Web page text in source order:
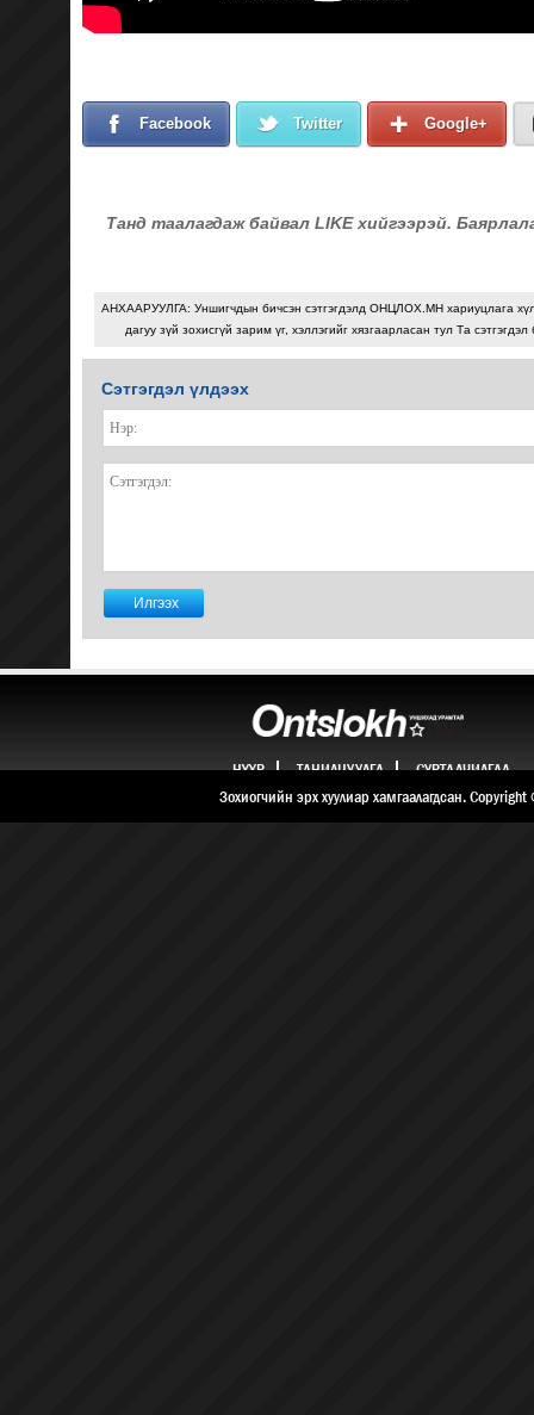
Facebook Twitter Google+
Танд таалагдаж байвал LIKE хийгээрэй.
АНХААРУУЛГА: Уншигчдын бичсэн сэтгэгдэлд ОНЦЛОХ.МН хариуцлага
дагуу зүй зохисгүй зарим үг, хэллэгийг хязгаарласан тул Та
Сэтгэгдэл үлдээх
НҮҮР ТАНИЛЦУУЛГА СУРТАЛЧИЛГАА
ХОЛБОО БАРИХ
Зохиогчийн эрх хуулиар хамгаалагдсан.